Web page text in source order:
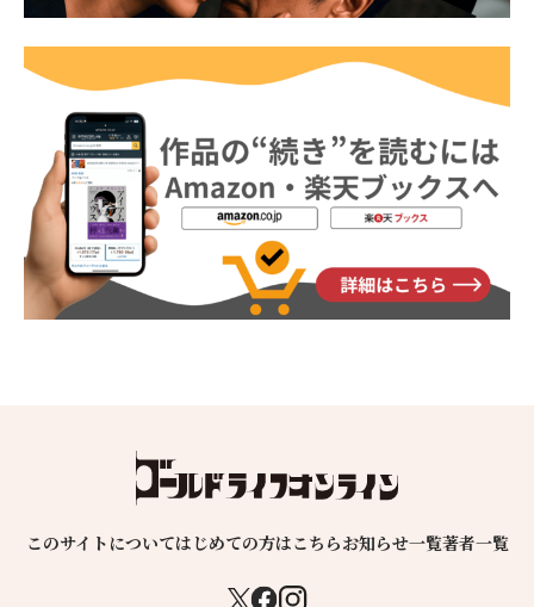
このサイトについてはじめての方はこちらお知らせ一覧著者一覧